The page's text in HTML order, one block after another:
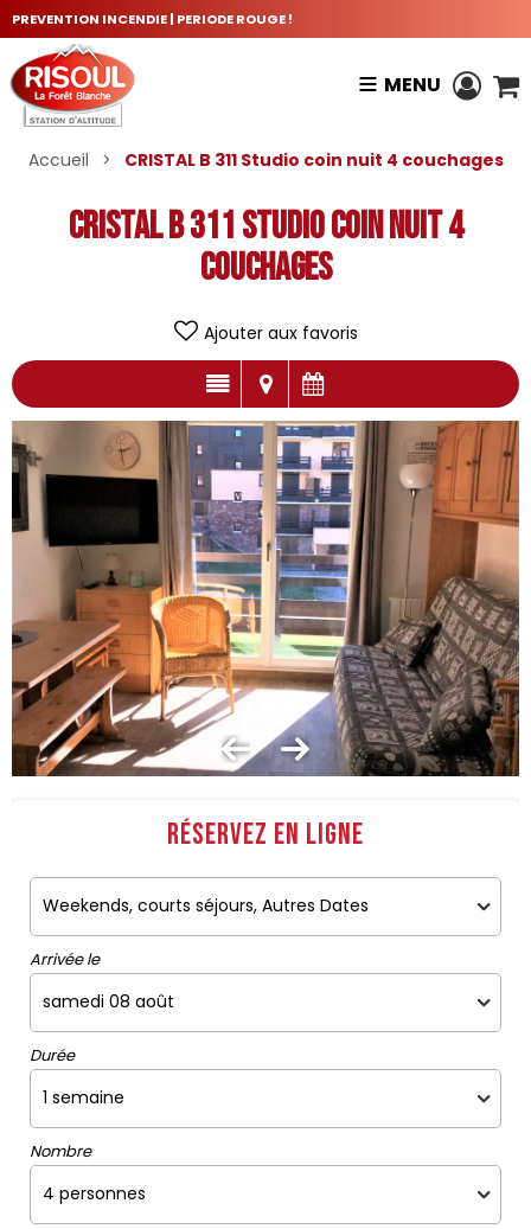
PREVENTION INCENDIE | PERIODE ROUGE !
MENU
Accueil > CRISTAL B 311 Studio coin nuit 4 couchages
CRISTAL B 311 Studio coin nuit 4
couchages
Ajouter aux favoris
Réservez en ligne
Arrivée le
Durée
Nombre